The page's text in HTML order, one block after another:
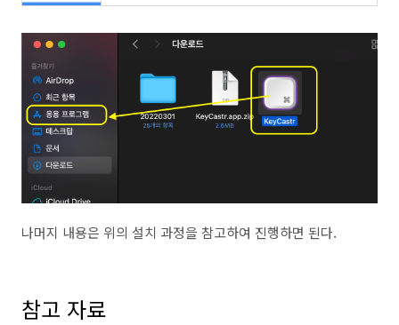
나머지 내용은 위의 설치 과정을 참고하여 진행하면 된다.
참고 자료